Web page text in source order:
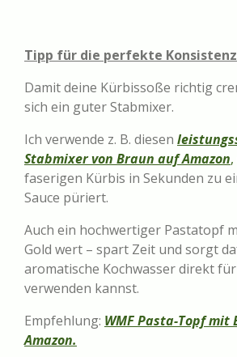
Tipp für die perfekte Konsistenz
Damit deine Kürbissoße richtig
sich ein guter Stabmixer.
Ich verwende z. B. diesen
Stabmixer von Braun auf Amazon,
faserigen Kürbis in Sekunden zu
Sauce püriert.
Auch ein hochwertiger Pastatopf
Gold wert – spart Zeit und sorgt
aromatische Kochwasser direkt für
verwenden kannst.
Empfehlung: WMF Pasta-Topf mit
Amazon.